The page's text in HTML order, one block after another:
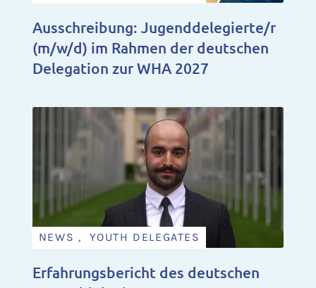
Ausschreibung: Jugenddelegierte/r
(m/w/d) im Rahmen der deutschen
Delegation zur WHA 2027
NEWS , YOUTH DELEGATES
Erfahrungsbericht des deutschen